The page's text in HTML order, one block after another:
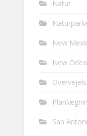
Natur
New
New
San